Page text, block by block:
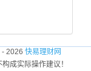
2026 快易理财网
成实际操作建议！